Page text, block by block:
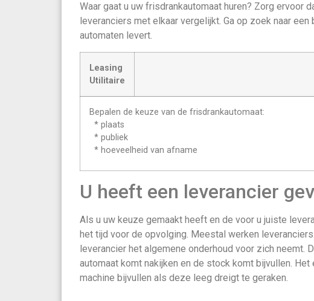
Waar gaat u uw frisdrankautomaat huren? Zorg ervoor
leveranciers met elkaar vergelijkt. Ga op zoek naar
automaten levert.
Leasing
Utilitaire
Bepalen de keuze van de frisdrankautomaat:
* plaats
* publiek
* hoeveelheid van afname
U heeft een leverancier
Als u uw keuze gemaakt heeft en de voor u juiste
het tijd voor de opvolging. Meestal werken
leverancier het algemene onderhoud voor zich neemt.
automaat komt nakijken en de stock komt bijvullen.
machine bijvullen als deze leeg dreigt te geraken.